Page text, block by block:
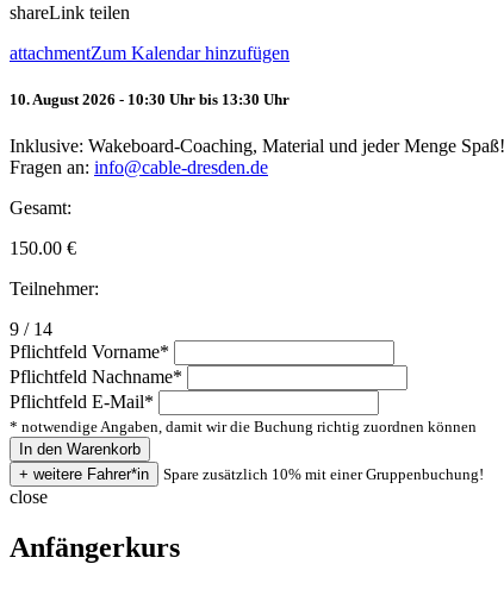
shareLink teilen
attachmentZum Kalendar hinzufügen
10. August 2026 - 10:30 Uhr bis 13:30 Uhr
Inklusive: Wakeboard-Coaching, Material und jeder Menge Spaß!
Fragen an: info@cable-dresden.de
Gesamt:
150.00 €
Teilnehmer:
9 / 14
Pflichtfeld Vorname*
Pflichtfeld Nachname*
Pflichtfeld E-Mail*
* notwendige Angaben, damit wir die Buchung richtig zuordnen können
Spare zusätzlich 10% mit einer Gruppenbuchung!
close
Anfängerkurs